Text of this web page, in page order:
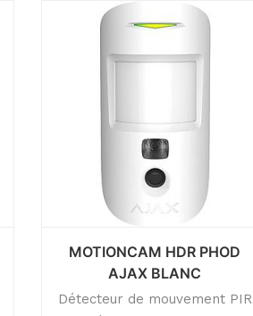
MOTIONCAM HDR PHOD
AJAX BLANC
Détecteur de mouvement PIR